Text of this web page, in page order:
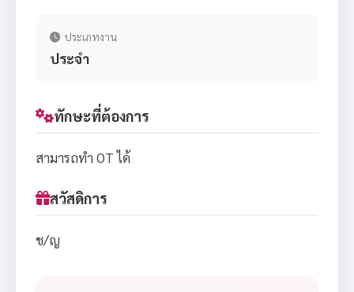
ประเภทงาน
ประจำ
ทักษะที่ต้องการ
สามารถทำ OT ได้
สวัสดิการ
ช/ญ